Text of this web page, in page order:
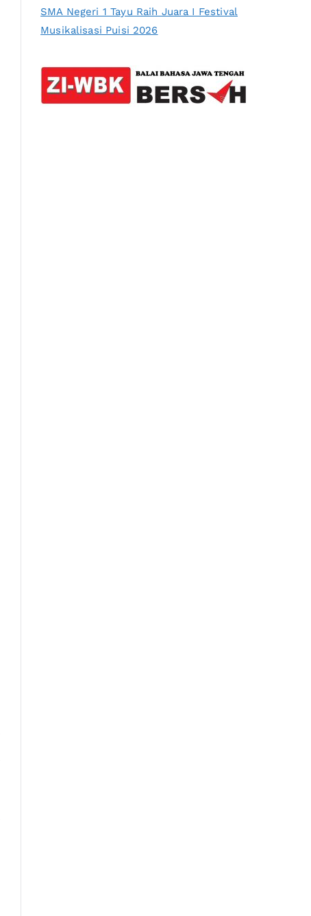
SMA Negeri 1 Tayu Raih Juara I Festival
Musikalisasi Puisi 2026